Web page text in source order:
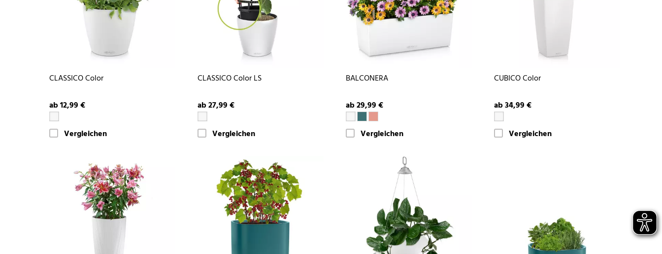
CLASSICO Color
ab 12,99 €
Vergleichen
CLASSICO Color LS
ab 27,99 €
Vergleichen
BALCONERA
ab 29,99 €
Vergleichen
CUBICO Color
ab 34,99 €
Vergleichen